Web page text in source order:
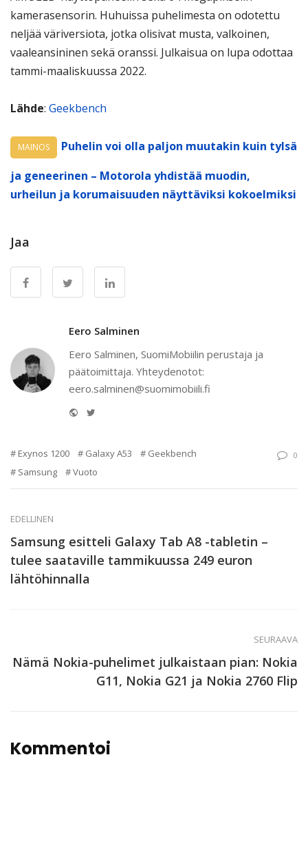
kamerasensorin. Huhuissa puhelimesta on odotettu
neljää väriversiota, jotka olisivat musta, valkoinen,
vaaleansininen sekä oranssi. Julkaisua on lupa odottaa
tammi-maaliskuussa 2022.
Lähde: Geekbench
MAINOS
Puhelin voi olla paljon muutakin kuin tylsä
ja geneerinen – Motorola yhdistää muodin,
urheilun ja korumaisuuden näyttäviksi kokoelmiksi
Jaa
Eero Salminen
Eero Salminen, SuomiMobiilin perustaja ja
päätoimittaja. Yhteydenotot:
eero.salminen@suomimobiili.fi
Website
Exynos 1200 Galaxy A53
Geekbench
Samsung
Vuoto
0
EDELLINEN
Samsung esitteli Galaxy Tab A8 -tabletin –
tulee saataville tammikuussa 249 euron
lähtöhinnalla
SEURAAVA
Nämä Nokia-puhelimet julkaistaan pian: Nokia
G11, Nokia G21 ja Nokia 2760 Flip
Kommentoi